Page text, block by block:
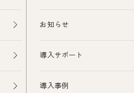
お知らせ
導入サポート
導入事例